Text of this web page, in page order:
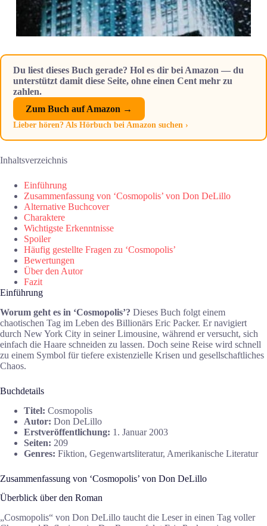
Du liest dieses Buch gerade? Hol es dir bei Amazon — du
unterstützt damit diese Seite, ohne einen Cent mehr zu
zahlen.
Zum Buch auf Amazon →
Lieber hören? Als Hörbuch bei Amazon suchen ›
Inhaltsverzeichnis
Einführung
Zusammenfassung von ‘Cosmopolis’ von Don DeLillo
Alternative Buchcover
Charaktere
Wichtigste Erkenntnisse
Spoiler
Häufig gestellte Fragen zu ‘Cosmopolis’
Bewertungen
Über den Autor
Fazit
Einführung
Worum geht es in ‘Cosmopolis’? Dieses Buch folgt einem
chaotischen Tag im Leben des Billionärs Eric Packer. Er navigiert
durch New York City in seiner Limousine, während er versucht, sich
einfach die Haare schneiden zu lassen. Doch seine Reise wird schnell
zu einem Symbol für tiefere existenzielle Krisen und gesellschaftliches
Chaos.
Buchdetails
Titel: Cosmopolis
Autor: Don DeLillo
Erstveröffentlichung: 1. Januar 2003
Seiten: 209
Genres: Fiktion, Gegenwartsliteratur, Amerikanische Literatur
Zusammenfassung von ‘Cosmopolis’ von Don DeLillo
Überblick über den Roman
„Cosmopolis“ von Don DeLillo taucht die Leser in einen Tag voller